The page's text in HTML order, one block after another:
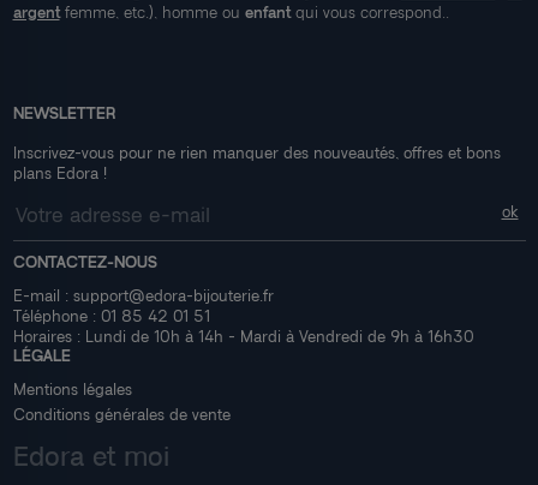
argentfemme, etc.), homme ou enfantqui vous correspond..
NEWSLETTER
Inscrivez-vous pour ne rien manquer des nouveautés, offres et bons
plans Edora !
CONTACTEZ-NOUS
E-mail : support@edora-bijouterie.fr
Téléphone : 01 85 42 01 51
Horaires : Lundi de 10h à 14h - Mardi à Vendredi de 9h à 16h30
LÉGALE
Mentions légales
Conditions générales de vente
Edora et moi